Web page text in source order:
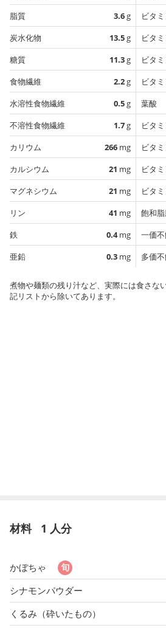
脂質
3.6g
炭水化物
13.5g
糖質
11.3g
食物繊維
2.2g
水溶性食物繊維
0.5g
不溶性食物繊維
1.7g
カリウム
266 mg
カルシウム
21 mg
マグネシウム
21 mg
リン
41 mg
鉄
0.4mg
亜鉛
0.3 mg
ビタ
ビタ
ビタ
ビタ
葉酸
ビタ
ビタ
ビタ
ビタ
飽和
一価
多価
煮物や麺類の残り汁など、実際には食さな
記リストから除いてあります。
材料 1 人分
かぼちゃ
シナモンパウダー
くるみ（砕いたもの）